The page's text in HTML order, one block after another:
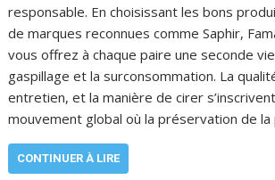
responsable. En choisissant les bons
de marques reconnues comme Saphir,
vous offrez à chaque paire une seconde
gaspillage et la surconsommation. La
entretien, et la manière de cirer
mouvement global où la préservation de
CONTINUER À LIRE